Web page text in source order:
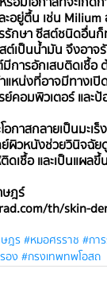
ยู่ตื้น เช่น Milium
กษา ซีสต์ชนิดอื่น
เป็นน้ำมัน จึงอาจ
ารอักเสบติดเชื้อ
แหน่งที่อาจมีทาง
คอมพิวเตอร์ และ
อกาสกลายเป็นม
ผิวหนังช่วยวินิจฉั
ดเชื้อ และเป็นแผลขึ้
ษฎร์
th/skin-
ฎร#หมอศรราช #กา
อง #กรงเทพทพโอสถ